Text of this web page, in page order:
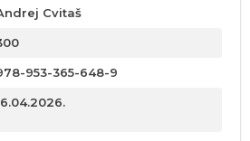
Cvitaš
953-365-648-9